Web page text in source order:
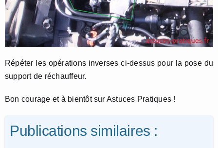
Répéter les opérations inverses ci-dessus pour la pose du
support de réchauffeur.
Bon courage et à bientôt sur Astuces Pratiques !
Publications similaires :